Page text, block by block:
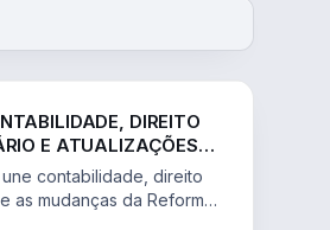
DIREITO
E ATUALIZAÇÕES
TRIBUTÁRIA
contabilidade, direito
as mudanças da Reforma